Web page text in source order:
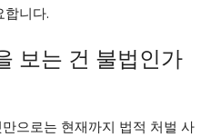
합니다.
보는 건 불법인가
으로는 현재까지 법적 처벌 사